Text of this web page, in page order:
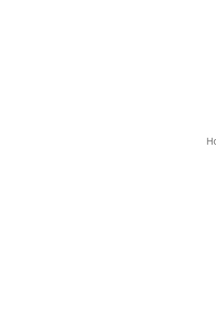
dentale. Numerosi studi illustrano come